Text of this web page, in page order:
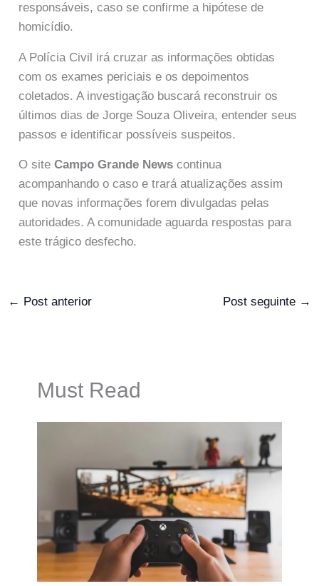
responsáveis, caso se confirme a hipótese de
homicídio.
A Polícia Civil irá cruzar as informações obtidas
com os exames periciais e os depoimentos
coletados. A investigação buscará reconstruir os
últimos dias de Jorge Souza Oliveira, entender seus
passos e identificar possíveis suspeitos.
O siteCampo Grande News continua
acompanhando o caso e trará atualizações assim
que novas informações forem divulgadas pelas
autoridades. A comunidade aguarda respostas para
este trágico desfecho.
← Post anterior Post seguinte →
Must Read